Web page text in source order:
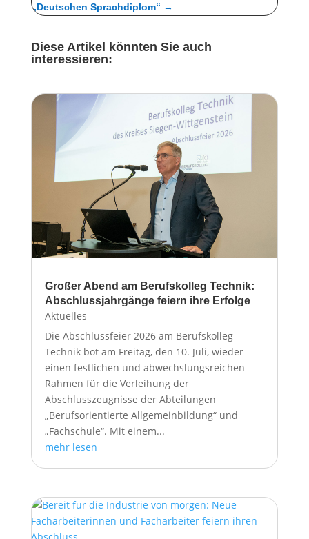
„Deutschen Sprachdiplom“ →
Diese Artikel könnten Sie auch
interessieren:
Großer Abend am Berufskolleg Technik:
Abschlussjahrgänge feiern ihre Erfolge
Aktuelles
Die Abschlussfeier 2026 am Berufskolleg
Technik bot am Freitag, den 10. Juli, wieder
einen festlichen und abwechslungsreichen
Rahmen für die Verleihung der
Abschlusszeugnisse der Abteilungen
„Berufsorientierte Allgemeinbildung“ und
„Fachschule“. Mit einem...
mehr lesen